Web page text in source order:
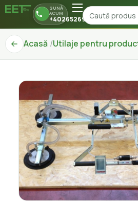
SUNĂ
ACUM
+40265269150
Acasă Utilaje pentru